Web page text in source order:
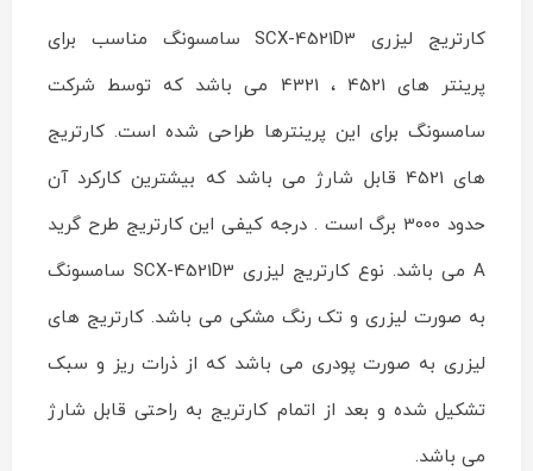
اداری
کارتریج لیزری SCX-4521D3 سامسونگ مناسب برای
پرینتر های 4521 ، 4321 می باشد که توسط شرکت
سامسونگ برای این پرینترها طراحی شده است. کارتریج
های 4521 قابل شارژ می باشد که بیشترین کارکرد آن
حدود 3000 برگ است . درجه کیفی این کارتریج طرح گرید
A می باشد. نوع کارتریج لیزری SCX-4521D3 سامسونگ
به صورت لیزری و تک رنگ مشکی می باشد. کارتریج های
لیزری به صورت پودری می باشد که از ذرات ریز و سبک
تشکیل شده و بعد از اتمام کارتریج به راحتی قابل شارژ
می باشد.